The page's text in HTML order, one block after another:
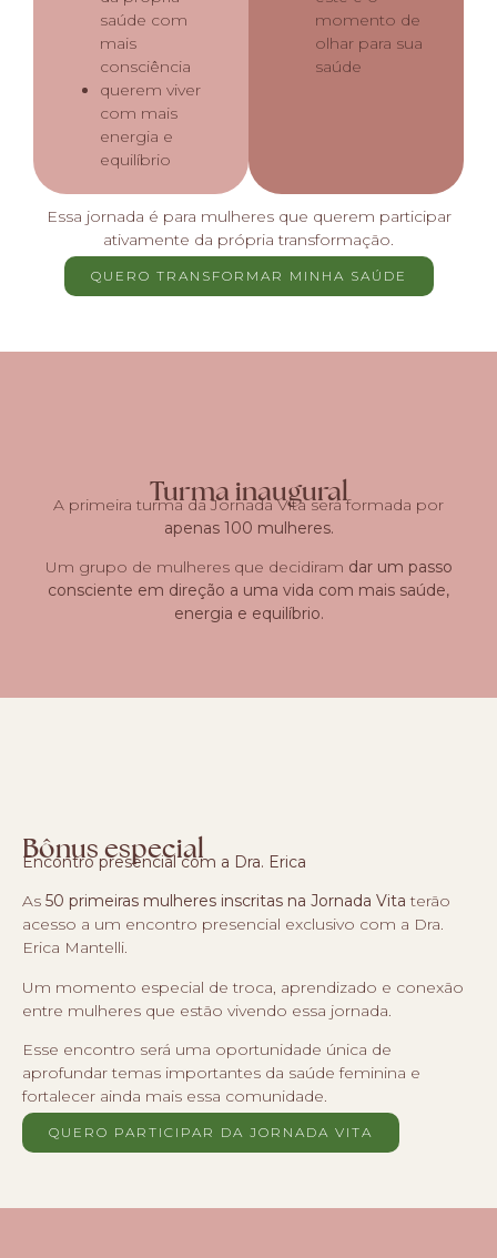
momento de
olhar para sua
saúde
saúde com
mais
consciência
querem viver
com mais
energia e
equilíbrio
Essa jornada é para mulheres que querem participar
ativamente da própria transformação.
QUERO TRANSFORMAR MINHA SAÚDE
Turma inaugural
A primeira turma da Jornada Vita será formada por
apenas 100 mulheres.
Um grupo de mulheres que decidiram dar um passo
consciente em direção a uma vida com mais saúde,
energia e equilíbrio.
Bônus especial
Encontro presencial com a Dra. Erica
As 50 primeiras mulheres inscritas na Jornada Vita terão
acesso a um encontro presencial exclusivo com a Dra.
Erica Mantelli.
Um momento especial de troca, aprendizado e conexão
entre mulheres que estão vivendo essa jornada.
Esse encontro será uma oportunidade única de
aprofundar temas importantes da saúde feminina e
fortalecer ainda mais essa comunidade.
QUERO PARTICIPAR DA JORNADA VITA